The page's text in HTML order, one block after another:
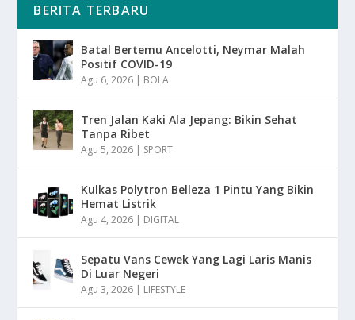
BERITA TERBARU
Batal Bertemu Ancelotti, Neymar Malah
Positif COVID-19
Agu 6, 2026 | BOLA
Tren Jalan Kaki Ala Jepang: Bikin Sehat
Tanpa Ribet
Agu 5, 2026 | SPORT
Kulkas Polytron Belleza 1 Pintu Yang Bikin
Hemat Listrik
Agu 4, 2026 | DIGITAL
Sepatu Vans Cewek Yang Lagi Laris Manis
Di Luar Negeri
Agu 3, 2026 | LIFESTYLE